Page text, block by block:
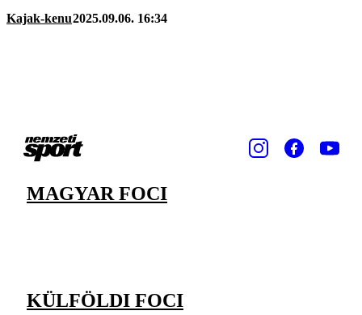
Kajak-kenu2025.09.06. 16:34
MAGYAR FOCI
KÜLFÖLDI FOCI